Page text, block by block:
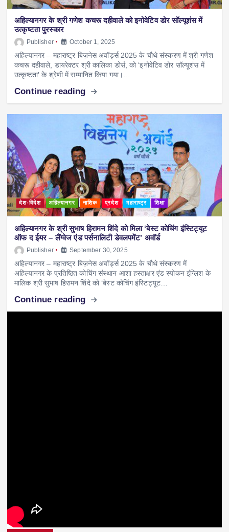
अहिल्यानगर के श्री गणेश कचरू दहीवाले को इनोवेटिव डोर सॉल्यूशंस में
उत्कृष्टता पुरस्कार
Publisher October 1, 2025
अहिल्यानगर – महाराष्ट्र बिज़नेस अवॉर्ड्स 2025 के चौथे संस्करण में श्री गणेश
कचरू दहीवाले, डायरेक्टर श्री कालिका डोर्स, को ‘इनोवेटिव डोर सॉल्यूशंस में
उत्कृष्टता’ के श्रेणी में सम्मानित किया गया।…
Continue reading
देश-विदेश अहिल्यानगर नाशिक प्रदेश महाराष्ट्र शिक्षा
अहिल्यानगर के श्री सुभाष हिरामन शिंदे को मिला ‘बेस्ट कोचिंग इंस्टिट्यूट
ऑफ द ईयर – लैंग्वेज एंड पर्सनालिटी डेवलपमेंट’ अवॉर्ड
Publisher September 30, 2025
अहिल्यानगर – महाराष्ट्र बिज़नेस अवॉर्ड्स 2025 के चौथे संस्करण में
अहिल्यानगर के प्रतिष्ठित कोचिंग संस्थान आशा हस्ताक्षर एंड स्पोकन इंग्लिश के
मालिक श्री सुभाष हिरामन शिंदे को ‘बेस्ट कोचिंग इंस्टिट्यूट…
Continue reading